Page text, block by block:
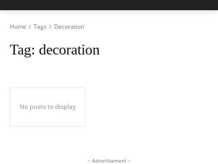
Home Tags Decoration
Tag: decoration
No posts to display
- Advertisement -